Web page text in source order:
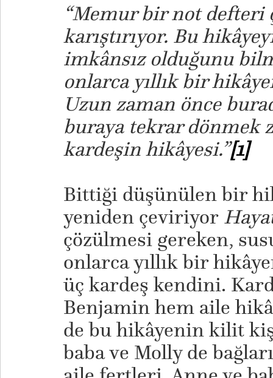
“Memur bir not
karıştırıyor. Bu
imkânsız olduğunu
onlarca yıllık bir
Uzun zaman önce
buraya tekrar dönmek
kardeşin hikâyesi.”[1]
Bittiği düşünülen bir
yeniden çeviriyor
çözülmesi gereken,
onlarca yıllık bir
üç kardeş kendini.
Benjamin hem aile
de bu hikâyenin kilit
baba ve Molly de